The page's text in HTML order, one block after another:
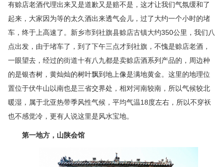
有赊店老酒代理出来又是道歉又是赔不是，这才让我们气氛缓和了
起来，大家因为等的太久酒出来透气会儿，过了大约一个小时的堵
车，终于上高速了。新乡市到社旗县赊店古镇大约350公里，我们八
点出发，由于堵车了，到了下午三点才到社旗，不愧是赊店老酒，
一眼望去，经过的街道十有八九都是卖赊店酒系列产品的，周边种
的是银杏树，黄灿灿的树叶飘到地上像是满地黄金。这里的地理位
置位于伏牛山以南也是三省交界处，相对河南较南，所以气候较北
暖湿，属于北亚热带季风性气候，平均气温18度左右，所以不穿袄
也不感觉冷，更有人说这里是风水宝地。
第一地方，山陕会馆